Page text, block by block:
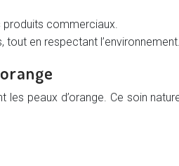
produits commerciaux.
en respectant l’environnement.
peaux d’orange. Ce soin